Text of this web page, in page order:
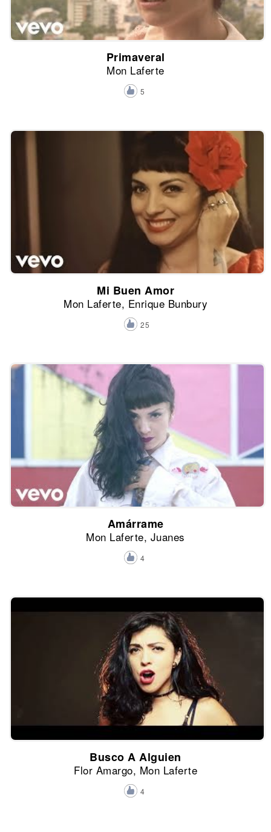
Primaveral
Mon Laferte
5
Mi Buen Amor
Mon Laferte, Enrique Bunbury
25
Amárrame
Mon Laferte, Juanes
4
Busco A Alguien
Flor Amargo, Mon Laferte
4